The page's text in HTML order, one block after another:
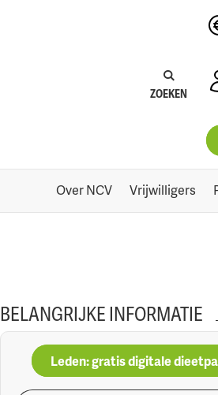
Zoeken:
ZOEKEN
Over NCV Vrijwilligers
BELANGRIJKE INFORMATIE
Leden: gratis digitale